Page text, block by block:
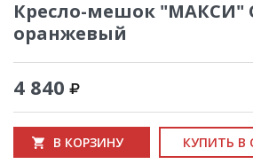
Кресло-мешок "МАКСИ"
оранжевый
4 840
В КОРЗИНУ
КУПИТЬ В